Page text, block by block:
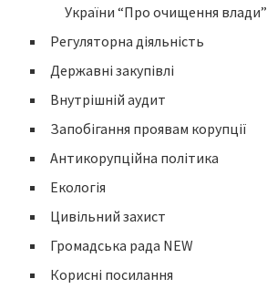
України “Про очищення влади”
Регуляторна діяльність
Державні закупівлі
Внутрішній аудит
Запобігання проявам корупції
Антикорупційна політика
Екологія
Цивільний захист
Громадська рада NEW
Корисні посилання